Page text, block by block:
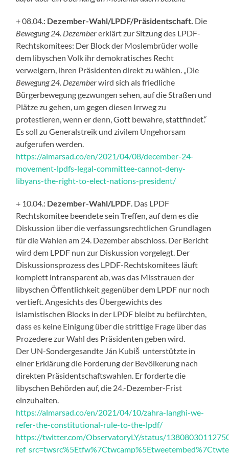
+ 08.04.: Dezember-Wahl/LPDF/Präsidentschaft. Die
Bewegung 24. Dezembererklärt zur Sitzung des LPDF-
Rechtskomitees: Der Block der Moslembrüder wolle
dem libyschen Volk ihr demokratisches Recht
verweigern, ihren Präsidenten direkt zu wählen. „Die
Bewegung 24. Dezemberwird sich als friedliche
Bürgerbewegung gezwungen sehen, auf die Straßen und
Plätze zu gehen, um gegen diesen Irrweg zu
protestieren, wenn er denn, Gott bewahre, stattfindet.“
Es soll zu Generalstreik und zivilem Ungehorsam
aufgerufen werden.
https://almarsad.co/en/2021/04/08/december-24-
movement-lpdfs-legal-committee-cannot-deny-
libyans-the-right-to-elect-nations-president/
+ 10.04.: Dezember-Wahl/LPDF . Das LPDF
Rechtskomitee beendete sein Treffen, auf dem es die
Diskussion über die verfassungsrechtlichen Grundlagen
für die Wahlen am 24. Dezember abschloss. Der Bericht
wird dem LPDF nun zur Diskussion vorgelegt. Der
Diskussionsprozess des LPDF-Rechtskomitees läuft
komplett intransparent ab, was das Misstrauen der
libyschen Öffentlichkeit gegenüber dem LPDF nur noch
vertieft. Angesichts des Übergewichts des
islamistischen Blocks in der LPDF bleibt zu befürchten,
dass es keine Einigung über die strittige Frage über das
Prozedere zur Wahl des Präsidenten geben wird.
Der UN-Sondergesandte Ján Kubiš unterstützte in
einer Erklärung die Forderung der Bevölkerung nach
direkten Präsidentschaftswahlen. Er forderte die
libyschen Behörden auf, die 24.-Dezember-Frist
einzuhalten.
https://almarsad.co/en/2021/04/10/zahra-langhi-we-
refer-the-constitutional-rule-to-the-lpdf/
https://twitter.com/ObservatoryLY/status/